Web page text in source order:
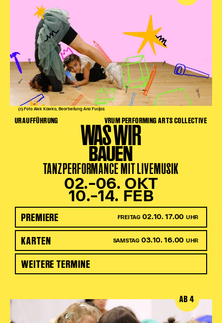
(c) Foto Alek Kawka, Bearbeitung Ana Fucijaš
URAUFFÜHRUNG VRUM PERFORMING ARTS COLLECTIVE
WAS WIR
BAUEN
TANZPERFORMANCE MIT LIVEMUSIK
02.–06. OKT
10.–14. FEB
PREMIERE FREITAG 02.10. 17.00 UHR
KARTEN SAMSTAG 03.10. 16.00 UHR
WEITERE TERMINE
AB 4